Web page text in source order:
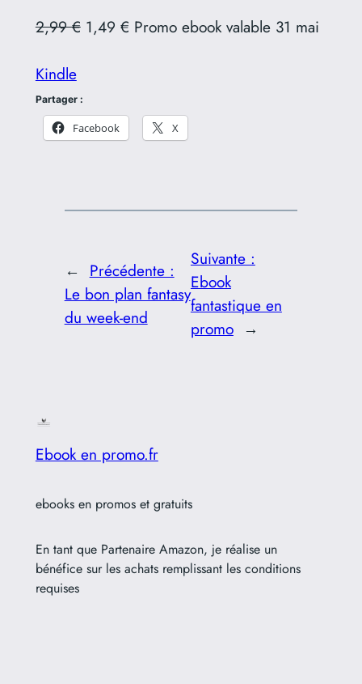
2,99 €1,49 € Promo ebook valable 31 mai
Kindle
Partager :
Facebook X
← Précédente :
Le bon plan fantasy
du week-end
Suivante :
Ebook
fantastique en
promo →
Ebook en promo.fr
ebooks en promos et gratuits
En tant que Partenaire Amazon, je réalise un
bénéfice sur les achats remplissant les conditions
requises